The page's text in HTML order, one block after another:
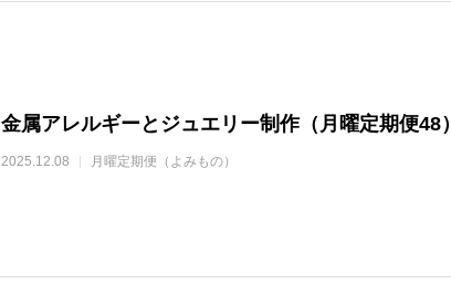
金属アレルギーとジュエリー制作（月曜定期便48）
2025.12.08 月曜定期便（よみもの）